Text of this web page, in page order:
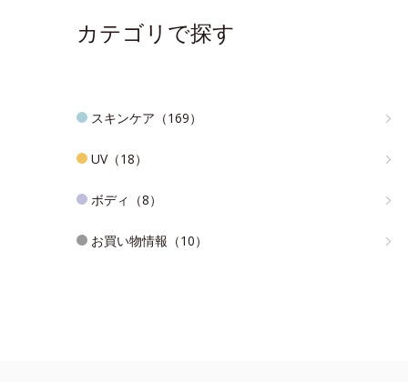
カテゴリで探す
スキンケア（169）
UV（18）
ボディ（8）
お買い物情報（10）